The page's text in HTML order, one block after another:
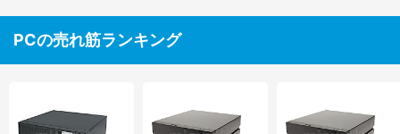
PCの売れ筋ランキング